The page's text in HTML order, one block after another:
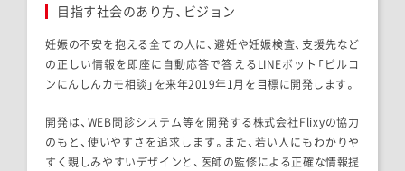
目指す社会のあり方、ビジョン
妊娠の不安を抱える全ての人に、避妊や妊娠検査、支援先など
の正しい情報を即座に自動応答で答えるLINEボット「ピルコ
ンにんしんカモ相談」を来年2019年1月を目標に開発します。
開発は、WEB問診システム等を開発する株式会社Flixyの協力
のもと、使いやすさを追求します。また、若い人にもわかりや
すく親しみやすいデザインと、医師の監修による正確な情報提